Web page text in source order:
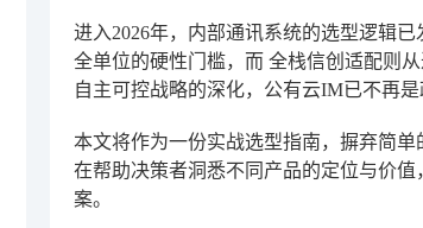
进入2026年，内部通讯系统的选型逻辑
全单位的硬性门槛，而 全栈信创适配则
自主可控战略的深化，公有云IM已不再
本文将作为一份实战选型指南，摒弃简
在帮助决策者洞悉不同产品的定位与价
案。